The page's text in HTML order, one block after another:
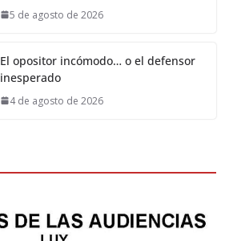
5 de agosto de 2026
El opositor incómodo… o el defensor
inesperado
4 de agosto de 2026